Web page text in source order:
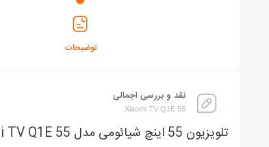
توضیحات
نقد و بررسی اجمالی
Xiaomi TV Q1E 55
تلویزیون 55 اینچ شیائومی مدل Mi TV Q1E 55